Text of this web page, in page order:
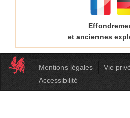
et anciennes
Mentions légales Vie
Accessibilité